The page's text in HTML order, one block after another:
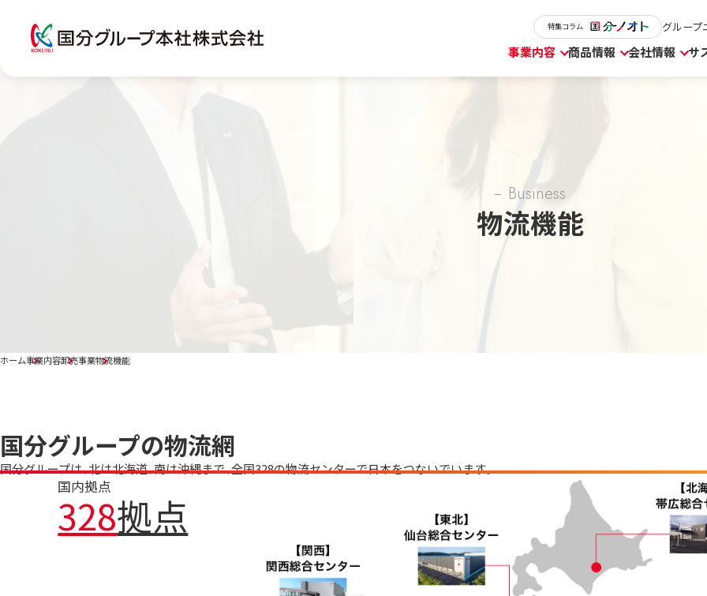
特集コラム グループ
事業内容 商品情報 会社情報 サ
Business
物流機能
ホーム事業内容卸売事業物流機能
国分グループの物流網
国分グループは、北は北海道、南は沖縄まで、全国328の物流センターで日本をつないでいます。
国内拠点
328拠点